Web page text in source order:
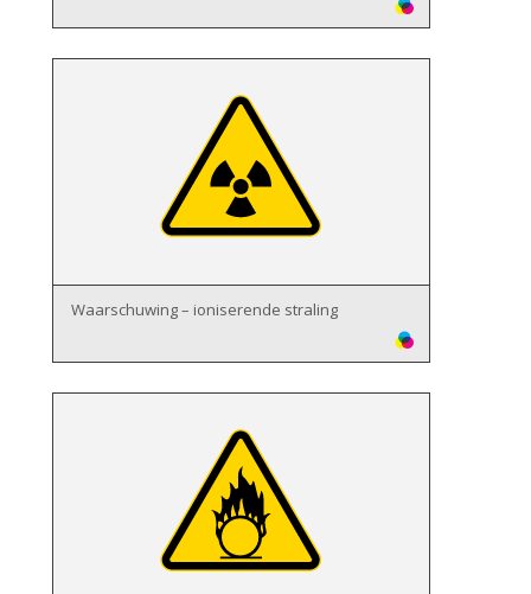
Waarschuwing – ioniserende straling